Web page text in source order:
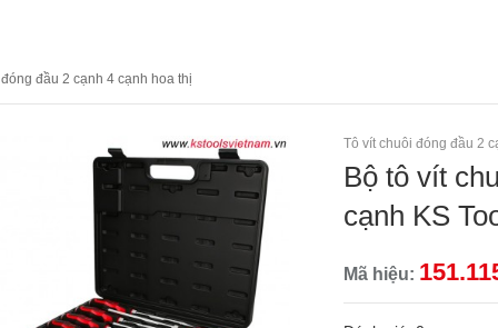
đầu 2 cạnh 4 cạnh hoa thị
Tô vít chuôi đóng đầu 2
Bộ tô vít
cạnh KS
Mã hiệu: